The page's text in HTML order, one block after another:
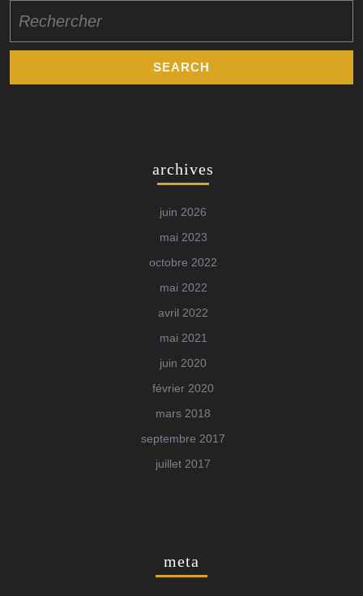
for:
archives
juin 2026
mai 2023
octobre 2022
mai 2022
avril 2022
mai 2021
juin 2020
février 2020
mars 2018
septembre 2017
juillet 2017
meta